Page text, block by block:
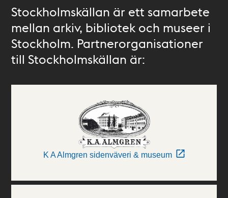
Stockholmskällan är ett samarbete
mellan arkiv, bibliotek och museer i
Stockholm. Partnerorganisationer
till Stockholmskällan är:
K A Almgren sidenväveri & museum